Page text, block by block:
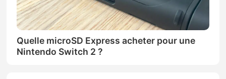
Quelle microSD Express acheter pour une
Nintendo Switch 2 ?